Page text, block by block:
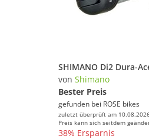
von Shimano
Bester Preis
gefunden bei ROSE bikes
zuletzt überprüft am
Preis kann sich seitdem
38% Ersparnis